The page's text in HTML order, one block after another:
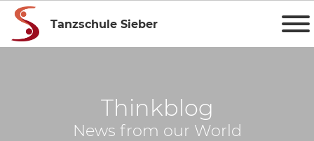
Tanzschule Sieber
Thinkblog
News from our World